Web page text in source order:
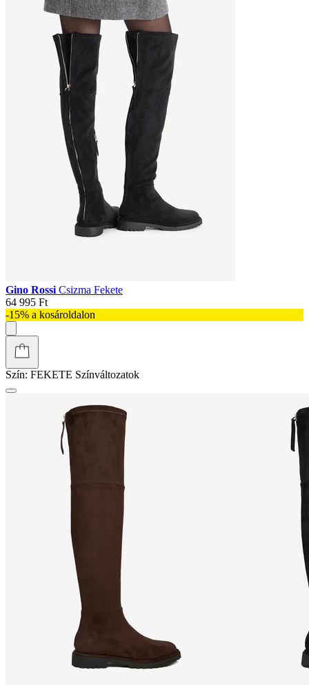
Gino Rossi Csizma Fekete
64 995 Ft
-15% a kosároldalon
Szín: FEKETE Színváltozatok